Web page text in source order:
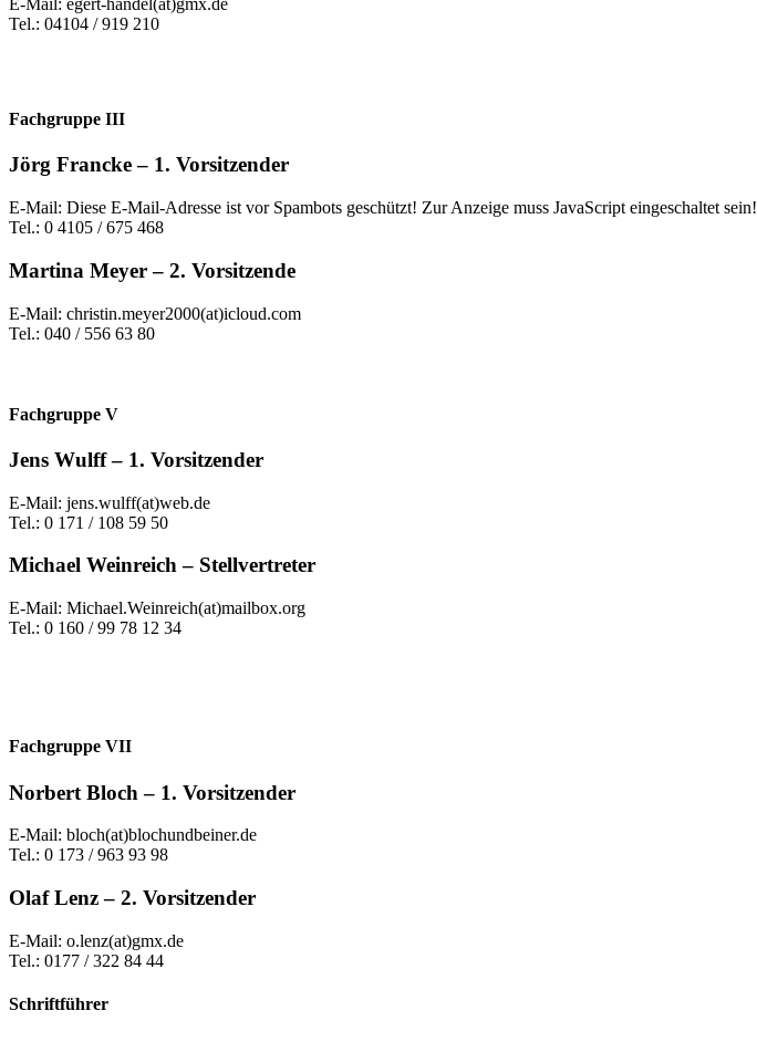
E-Mail: egert-handel(at)gmx.de
Tel.: 04104 / 919 210
Fachgruppe III
Jörg Francke – 1. Vorsitzender
E-Mail: Diese E-Mail-Adresse ist vor Spambots geschützt! Zur Anzeige muss JavaScript eingeschaltet sein!
Tel.: 0 4105 / 675 468
Martina Meyer – 2. Vorsitzende
E-Mail: christin.meyer2000(at)icloud.com
Tel.: 040 / 556 63 80
Fachgruppe V
Jens Wulff – 1. Vorsitzender
E-Mail: jens.wulff(at)web.de
Tel.: 0 171 / 108 59 50
Michael Weinreich – Stellvertreter
E-Mail: Michael.Weinreich(at)mailbox.org
Tel.: 0 160 / 99 78 12 34
Fachgruppe VII
Norbert Bloch – 1. Vorsitzender
E-Mail: bloch(at)blochundbeiner.de
Tel.: 0 173 / 963 93 98
Olaf Lenz – 2. Vorsitzender
E-Mail: o.lenz(at)gmx.de
Tel.: 0177 / 322 84 44
Schriftführer